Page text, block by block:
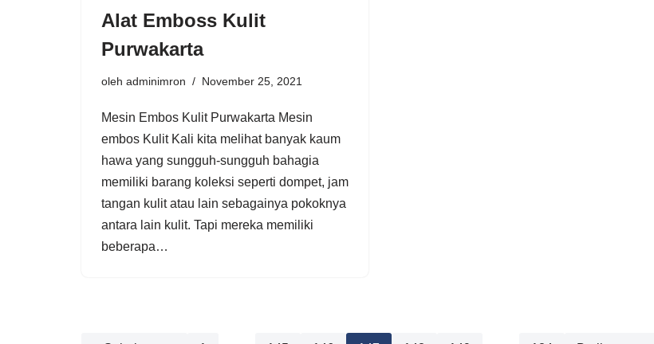
Alat Emboss Kulit
Purwakarta
oleh adminimron November 25, 2021
Mesin Embos Kulit Purwakarta Mesin
embos Kulit Kali kita melihat banyak kaum
hawa yang sungguh-sungguh bahagia
memiliki barang koleksi seperti dompet, jam
tangan kulit atau lain sebagainya pokoknya
antara lain kulit. Tapi mereka memiliki
beberapa…